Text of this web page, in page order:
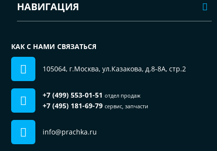
НАВИГАЦИЯ
КАК С НАМИ СВЯЗАТЬСЯ
105064, г.Москва, ул.Казакова, д.8-8А, стр.2
+7 (499) 553-01-51 отдел продаж
+7 (495) 181-69-79 сервис, запчасти
info@prachka.ru